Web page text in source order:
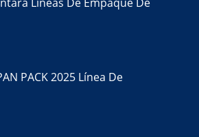
PACK 2025 Línea De